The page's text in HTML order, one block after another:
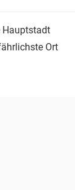
Hauptstadt
Ort